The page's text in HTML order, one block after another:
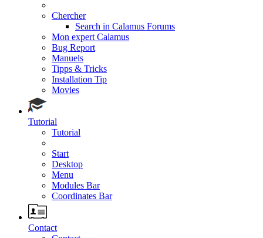
Chercher
Search in Calamus Forums
Mon expert Calamus
Bug Report
Manuels
Tipps & Tricks
Installation Tip
Movies
Tutorial
Tutorial
Start
Desktop
Menu
Modules Bar
Coordinates Bar
Contact